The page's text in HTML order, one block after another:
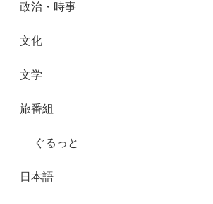
政治・時事
文化
文学
旅番組
ぐるっと
日本語